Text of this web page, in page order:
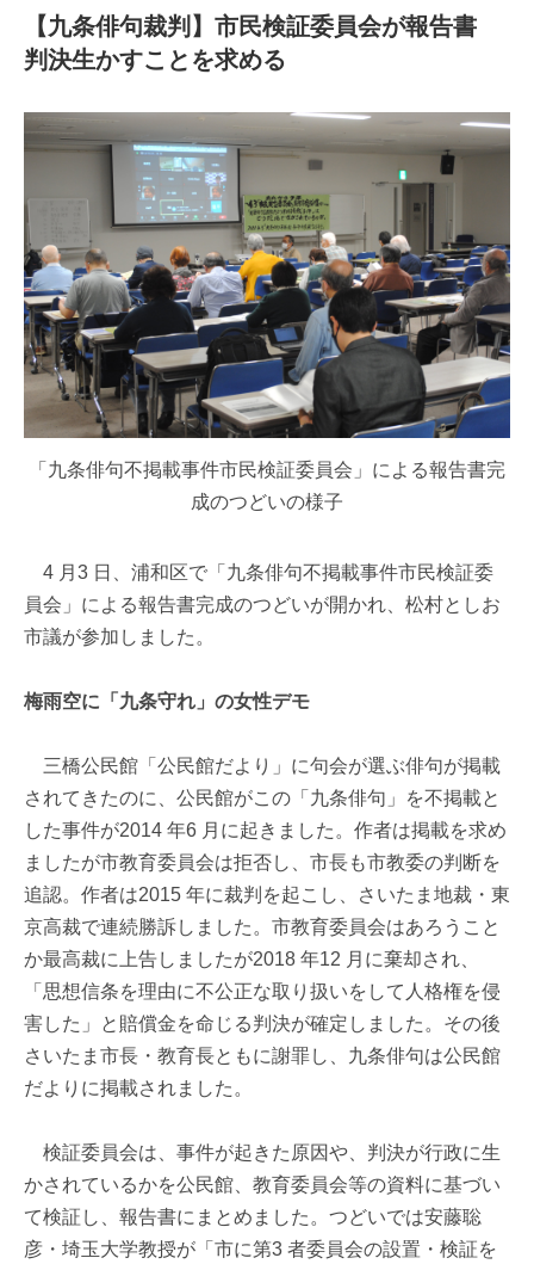
【九条俳句裁判】市民検証委員会が報告書
判決生かすことを求める
「九条俳句不掲載事件市民検証委員会」による報告書完
成のつどいの様子
4 月3 日、浦和区で「九条俳句不掲載事件市民検証委
員会」による報告書完成のつどいが開かれ、松村としお
市議が参加しました。
梅雨空に「九条守れ」の女性デモ
三橋公民館「公民館だより」に句会が選ぶ俳句が掲載
されてきたのに、公民館がこの「九条俳句」を不掲載と
した事件が2014 年6 月に起きました。作者は掲載を求め
ましたが市教育委員会は拒否し、市長も市教委の判断を
追認。作者は2015 年に裁判を起こし、さいたま地裁・東
京高裁で連続勝訴しました。市教育委員会はあろうこと
か最高裁に上告しましたが2018 年12 月に棄却され、
「思想信条を理由に不公正な取り扱いをして人格権を侵
害した」と賠償金を命じる判決が確定しました。その後
さいたま市長・教育長ともに謝罪し、九条俳句は公民館
だよりに掲載されました。
検証委員会は、事件が起きた原因や、判決が行政に生
かされているかを公民館、教育委員会等の資料に基づい
て検証し、報告書にまとめました。つどいでは安藤聡
彦・埼玉大学教授が「市に第3 者委員会の設置・検証を